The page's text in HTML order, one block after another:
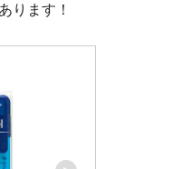
ります！